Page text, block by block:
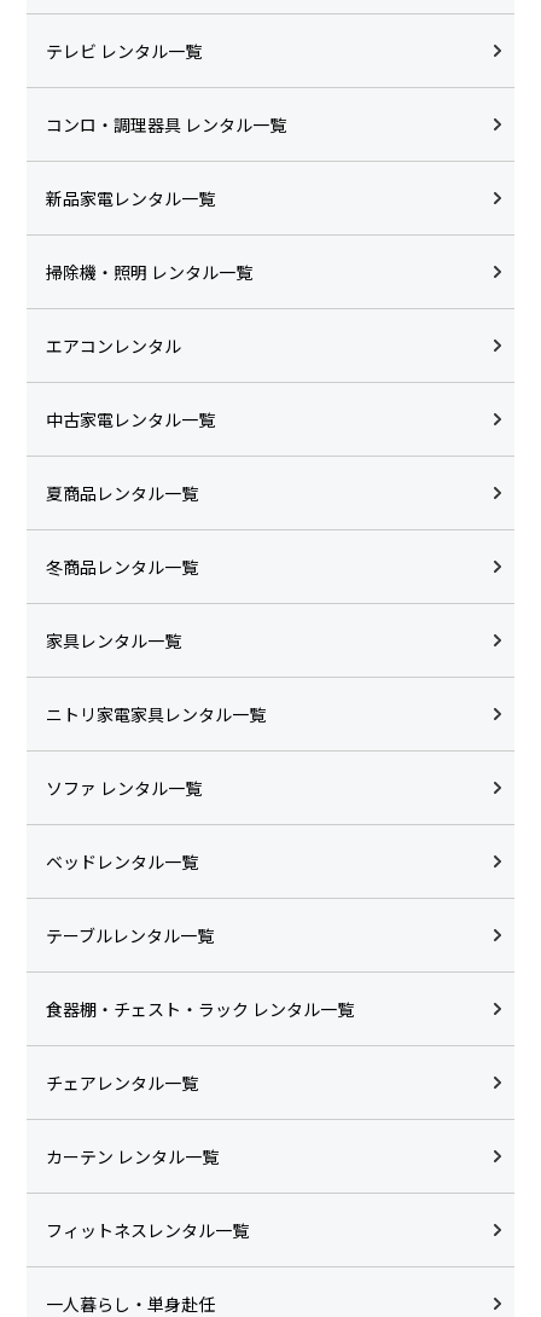
テレビ レンタル一覧
コンロ・調理器具 レンタル一覧
新品家電レンタル一覧
掃除機・照明 レンタル一覧
エアコンレンタル
中古家電レンタル一覧
夏商品レンタル一覧
冬商品レンタル一覧
家具レンタル一覧
ニトリ家電家具レンタル一覧
ソファ レンタル一覧
ベッドレンタル一覧
テーブルレンタル一覧
食器棚・チェスト・ラック レンタル一覧
チェアレンタル一覧
カーテン レンタル一覧
フィットネスレンタル一覧
一人暮らし・単身赴任